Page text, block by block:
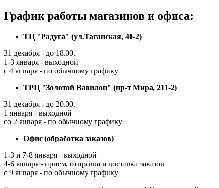
График работы магазинов и офиса:
ТЦ "Радуга" (ул.Таганская, 40-2)
31 декабря - до 18.00.
1-3 января - выходной
с 4 января - по обычному графику
ТРЦ "Золотой Вавилон" (пр-т Мира, 211-2)
31 декабря - до 20.00.
1 января - выходной
со 2 января - по обычному графику
Офис (обработка заказов)
1-3 и 7-8 января - выходной
4-6 января - прием, отправка и доставка заказов
с 9 января - по обычному графику